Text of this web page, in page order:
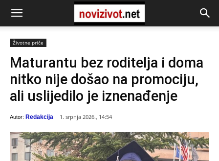
Životne priče
Maturantu bez roditelja i doma
nitko nije došao na promociju,
ali uslijedilo je iznenađenje
Autor: Redakcija 1. srpnja 2026., 14:54